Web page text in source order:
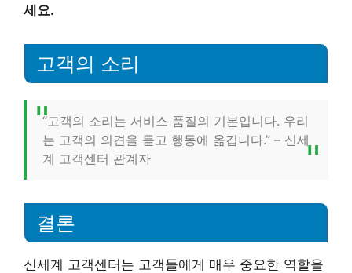
세요.
고객의 소리
“고객의 소리는 서비스 품질의 기본입니다. 우리
는 고객의 의견을 듣고 행동에 옮깁니다.” – 신세
계 고객센터 관계자
결론
신세계 고객센터는 고객들에게 매우 중요한 역할을